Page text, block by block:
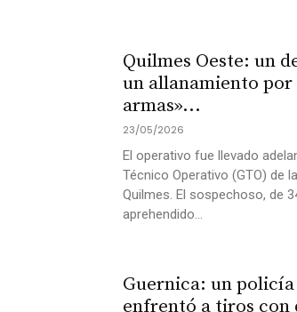
Quilmes Oeste: un
un allanamiento por
armas»...
23/05/2026
El operativo fue llevado
Técnico Operativo (GTO) de
Quilmes. El sospechoso, de
aprehendido...
Guernica: un
enfrentó a tiros con